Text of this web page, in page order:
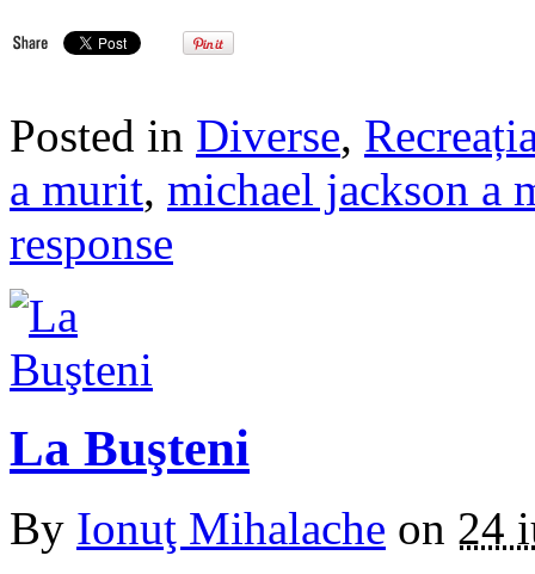
Posted in Diverse,
a murit, michael jackson a
response
La Buşteni
By Ionuţ Mihalache on 24